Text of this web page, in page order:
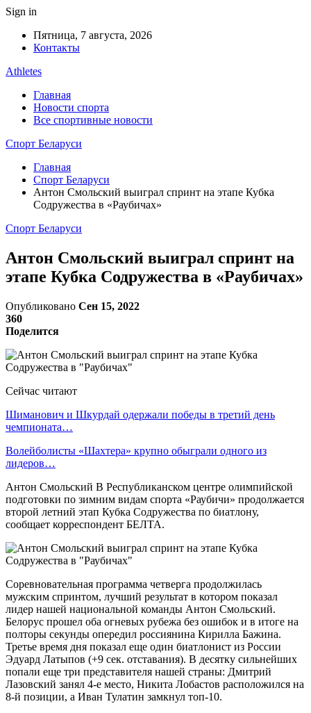
Sign in
Пятница, 7 августа, 2026
Контакты
Athletes
Главная
Новости спорта
Все спортивные новости
Спорт Беларуси
Главная
Спорт Беларуси
Антон Смольский выиграл спринт на этапе Кубка
Содружества в «Раубичах»
Спорт Беларуси
Антон Смольский выиграл спринт на
этапе Кубка Содружества в «Раубичах»
Опубликовано Сен 15, 2022
360
Поделится
Сейчас читают
Шиманович и Шкурдай одержали победы в третий день
чемпионата…
Волейболисты «Шахтера» крупно обыграли одного из
лидеров…
Антон Смольский В Республиканском центре олимпийской
подготовки по зимним видам спорта «Раубичи» продолжается
второй летний этап Кубка Содружества по биатлону,
сообщает корреспондент БЕЛТА.
Соревновательная программа четверга продолжилась
мужским спринтом, лучший результат в котором показал
лидер нашей национальной команды Антон Смольский.
Белорус прошел оба огневых рубежа без ошибок и в итоге на
полторы секунды опередил россиянина Кирилла Бажина.
Третье время дня показал еще один биатлонист из России
Эдуард Латыпов (+9 сек. отставания). В десятку сильнейших
попали еще три представителя нашей страны: Дмитрий
Лазовский занял 4-е место, Никита Лобастов расположился на
8-й позиции, а Иван Тулатин замкнул топ-10.